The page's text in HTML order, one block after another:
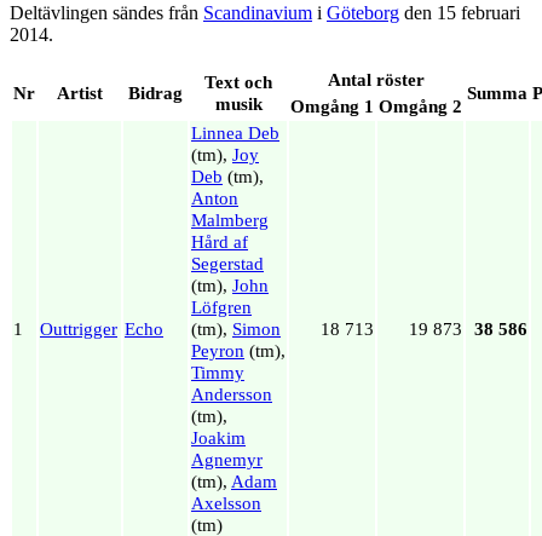
Deltävlingen sändes från Scandinavium i Göteborg den 15 februari
2014.
Nr Artist Bidrag
Text och
musik
Antal röster
Summa
Omgång 1 Omgång 2
1 Outtrigger Echo
Linnea Deb
(tm), Joy
Deb (tm),
Anton
Malmberg
Hård af
Segerstad
(tm), John
Löfgren
(tm), Simon
Peyron (tm),
Timmy
Andersson
(tm),
Joakim
Agnemyr
(tm), Adam
Axelsson
(tm)
18 713 19 873 38 586